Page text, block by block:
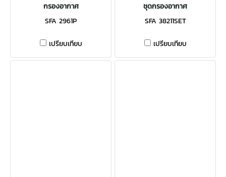
กรองอากาศ
SFA 2961P
เปรียบเทียบ
ชุดกรองอากาศ
SFA 38211SET
เปรียบเทียบ